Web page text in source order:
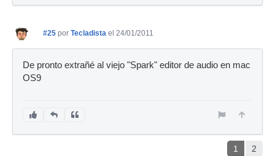
#25 por Tecladista el 24/01/2011
De pronto extrañé al viejo "Spark" editor de audio en mac
OS9
1 2